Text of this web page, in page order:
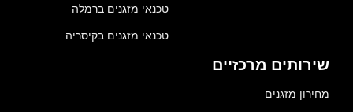
טכנאי מזגנים ברמלה
טכנאי מזגנים בקיסריה
שירותים מרכזיים
מחירון מזגנים